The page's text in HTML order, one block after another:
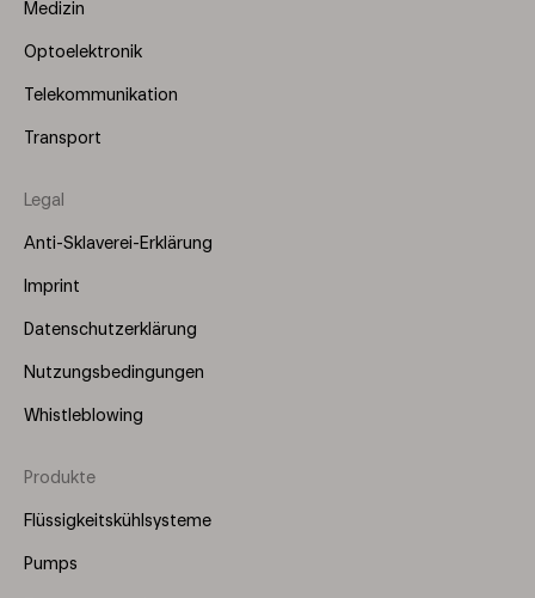
Medizin
Optoelektronik
Telekommunikation
Transport
Legal
Anti-Sklaverei-Erklärung
Imprint
Datenschutzerklärung
Nutzungsbedingungen
Whistleblowing
Footer
Menu
Produkte
Flüssigkeitskühlsysteme
Pumps